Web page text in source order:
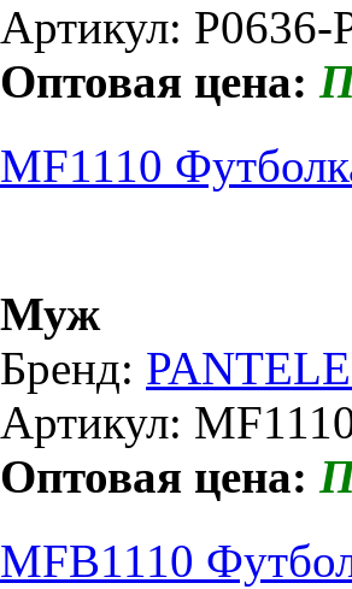
Артикул: P0636-
Оптовая цена:
MF1110
Муж
Бренд:
Артикул:
Оптовая цена:
MFB1110